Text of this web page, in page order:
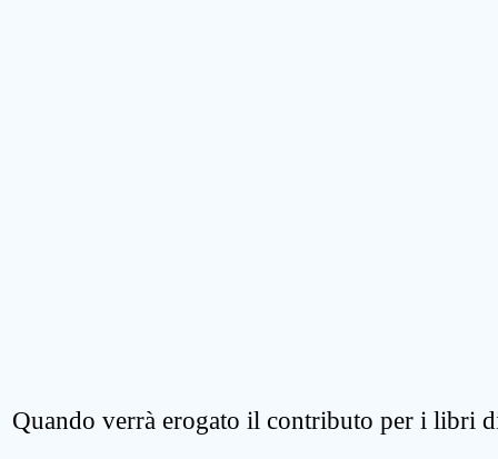
Quando verrà erogato il contributo per i libri